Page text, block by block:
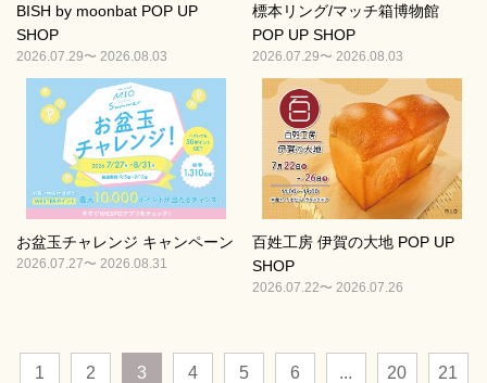
BISH by moonbat POP UP
SHOP
2026.07.29〜 2026.08.03
標本リング/マッチ箱博物館
POP UP SHOP
2026.07.29〜 2026.08.03
お盆玉チャレンジ キャンペーン
2026.07.27〜 2026.08.31
百姓工房 伊賀の大地 POP UP
SHOP
2026.07.22〜 2026.07.26
1 2 3 4 5 6 ... 20 21